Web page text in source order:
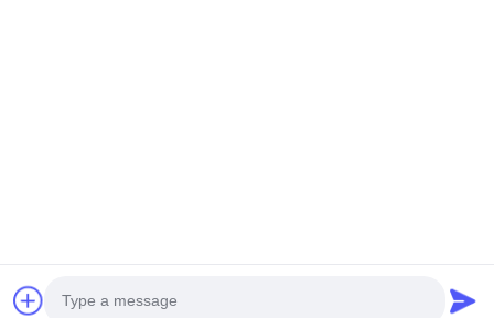
Ningbo VivaTrade Technology Co., Ltd.. All Rights